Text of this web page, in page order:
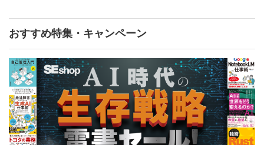
おすすめ特集・キャンペーン